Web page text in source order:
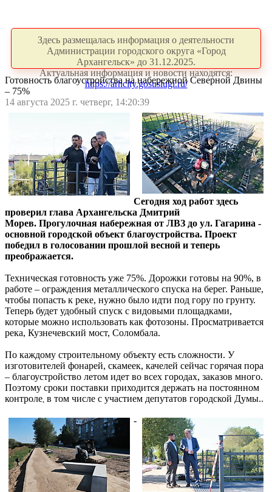
Здесь размещалась информация о деятельности
Администрации городского округа «Город
Архангельск» до 31.12.2025.
Актуальная информация и новости находятся:
https://arhcity.gosuslugi.ru/
Готовность благоустройства на набережной Северной Двины
– 75%
14 августа 2025 г. четверг, 14:20:39
Сегодня ход работ здесь
проверил глава Архангельска Дмитрий
Морев. Прогулочная набережная от ЛВЗ до ул. Гагарина -
основной городской объект благоустройства. Проект
победил в голосовании прошлой весной и теперь
преображается.
Техническая готовность уже 75%. Дорожки готовы на 90%, в
работе – ограждения металлического спуска на берег. Раньше,
чтобы попасть к реке, нужно было идти под гору по грунту.
Теперь будет удобный спуск с видовыми площадками,
которые можно использовать как фотозоны. Просматривается
река, Кузнечевский мост, Соломбала.
По каждому строительному объекту есть сложности. У
изготовителей фонарей, скамеек, качелей сейчас горячая пора
– благоустройство летом идет во всех городах, заказов много.
Поэтому сроки поставки приходится держать на постоянном
контроле, в том числе с участием депутатов городской Думы..
-